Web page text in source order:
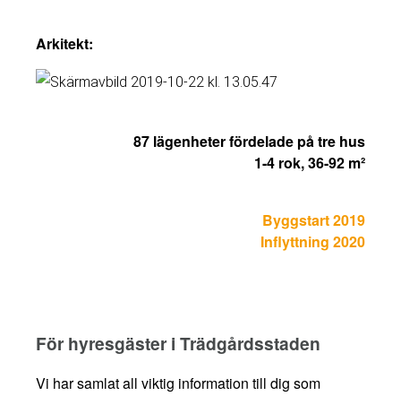
Arkitekt:
87 lägenheter fördelade på tre hus
1-4 rok, 36-92 m²
Byggstart 2019
Inflyttning 2020
För hyresgäster i Trädgårdsstaden
Vi har samlat all viktig information till dig som